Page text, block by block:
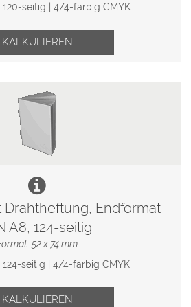
120-seitig | 4/4-farbig CMYK
KALKULIEREN
Drahtheftung, Endformat
A8, 124-seitig
52 x 74 mm
124-seitig | 4/4-farbig CMYK
KALKULIEREN